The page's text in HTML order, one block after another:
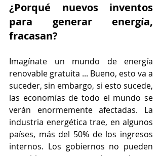
¿Porqué nuevos inventos
para generar energía,
fracasan?
Imagínate un mundo de energía
renovable gratuita ... Bueno, esto va a
suceder, sin embargo, si esto sucede,
las economías de todo el mundo se
verán enormemente afectadas. La
industria energética trae, en algunos
países, más del 50% de los ingresos
internos. Los gobiernos no pueden